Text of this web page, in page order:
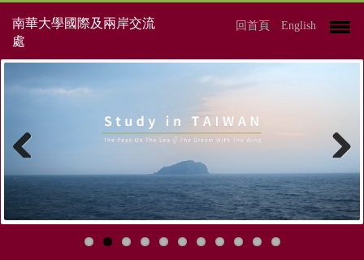
南華大學國際及兩岸交流
處
回首頁 English
Previous Next